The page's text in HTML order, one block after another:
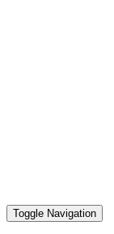
Toggle Navigation